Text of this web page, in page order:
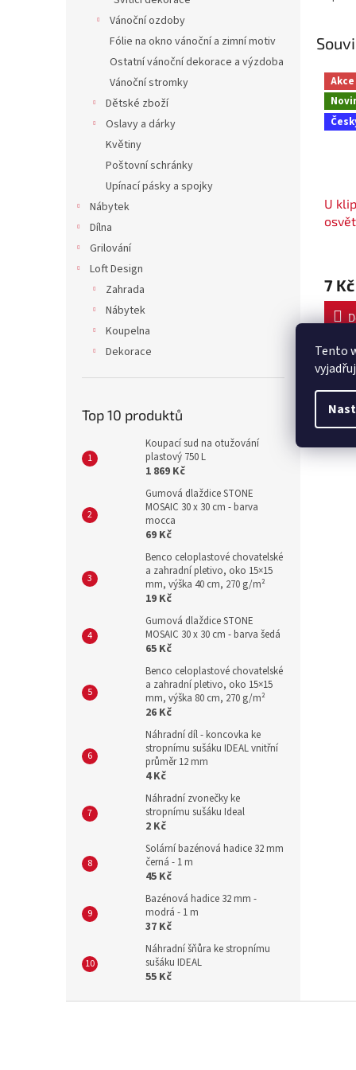
Tento
Vánoční ozdoby
Fólie na okno vánoční a zimní motiv
Ostatní vánoční dekorace a výzdoba
Vánoční stromky
Dětské zboží
Oslavy a dárky
Květiny
Poštovní schránky
Upínací pásky a spojky
Nábytek
Dílna
Grilování
Loft Design
Zahrada
Nábytek
Koupelna
Dekorace
Top 10 produktů
Koupací sud na otužování
plastový 750 L
1 869 Kč
Gumová dlaždice STONE
MOSAIC 30 x 30 cm - barva
mocca
69 Kč
Benco celoplastové chovatelské
a zahradní pletivo, oko 15×15
mm, výška 40 cm, 270 g/m²
19 Kč
Gumová dlaždice STONE
MOSAIC 30 x 30 cm - barva šedá
65 Kč
Benco celoplastové chovatelské
a zahradní pletivo, oko 15×15
mm, výška 80 cm, 270 g/m²
26 Kč
Náhradní díl - koncovka ke
stropnímu sušáku IDEAL vnitřní
průměr 12 mm
4 Kč
Náhradní zvonečky ke
stropnímu sušáku Ideal
2 Kč
Solární bazénová hadice 32 mm
černá - 1 m
45 Kč
Bazénová hadice 32 mm -
modrá - 1 m
37 Kč
Náhradní šňůra ke stropnímu
sušáku IDEAL
55 Kč
Akce
U
7 Kč